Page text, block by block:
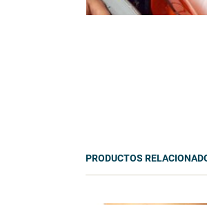
PRODUCTOS